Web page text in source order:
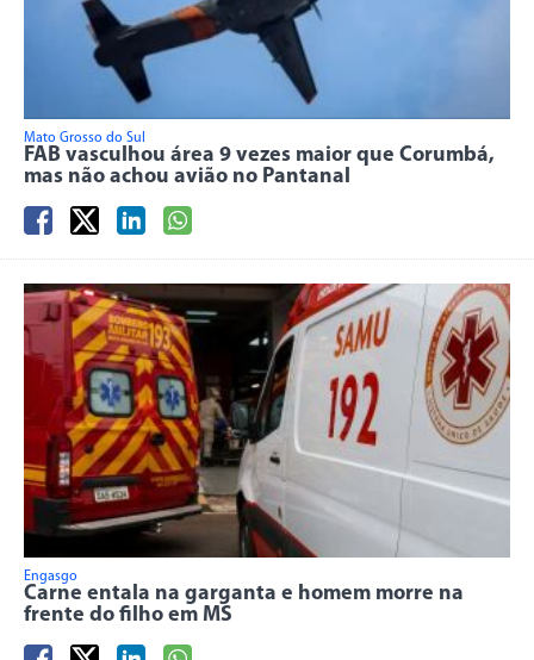
Mato Grosso do Sul
FAB vasculhou área 9 vezes maior que Corumbá,
mas não achou avião no Pantanal
Engasgo
Carne entala na garganta e homem morre na
frente do filho em MS